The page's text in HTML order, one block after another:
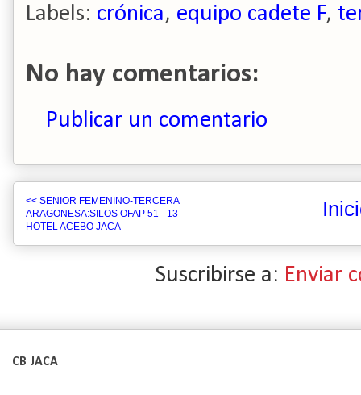
Labels: crónica, equipo cadete F,
No hay comentarios:
Publicar un comentario
<< SENIOR FEMENINO-TERCERA
ARAGONESA:SILOS OFAP 51 - 13
HOTEL ACEBO JACA
Suscribirse a: Enviar
CB JACA